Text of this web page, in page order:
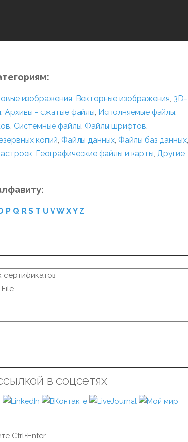
изображения, Векторные изображения, 3D-
, Архивы - сжатые файлы, Исполняемые файлы,
, Системные файлы, Файлы шрифтов,
копий, Файлы данных, Файлы баз данных,
, Географические файлы и карты, Другие
P Q R S T U VW XY Z
сертификатов
в соцсетях
Ctrl+Enter